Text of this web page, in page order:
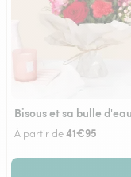
Bisous et sa bulle d'eau
À partir de41€95